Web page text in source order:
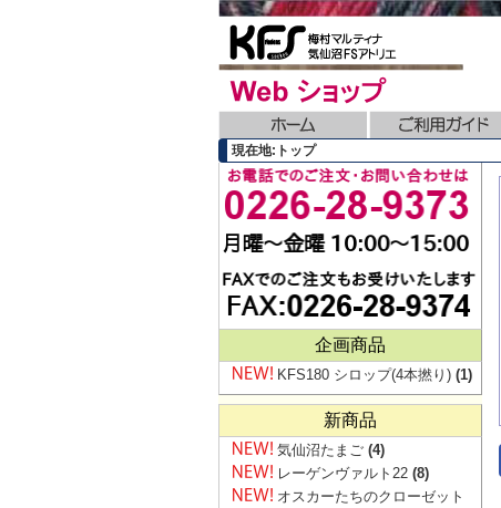
現在地:トップ
企画商品
KFS180 シロップ(4本撚り) (1)
新商品
気仙沼たまご (4)
レーゲンヴァルト22 (8)
オスカーたちのクローゼット